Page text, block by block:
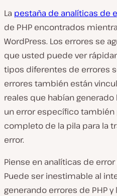
La pestaña de analíticas de
de PHP encontrados
WordPress. Los errores se
que usted puede ver
tipos diferentes de errores
errores también están
reales que habían
un error específico
completo de la pila para la
error.
Piense en analíticas de
Puede ser inestimable al
generando errores de PHP